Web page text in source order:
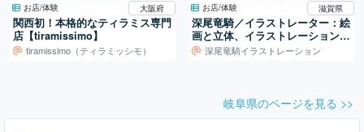
お店/体験 大阪府
関西初！本格的なティラミス専門
店【tiramissimo】
tiramissimo（ティラミッシモ）
お店/体験 滋賀県
深尾竜騎／イラストレーター：絵
画と立体、イラストレーションの
世界深尾竜騎イラストレーション
岐阜県のページを見る >>